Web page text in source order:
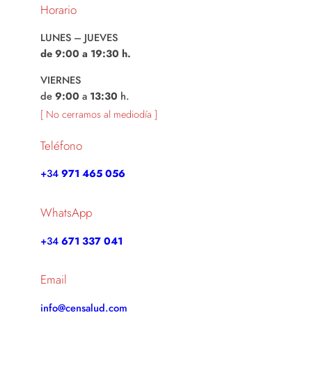
Horario
LUNES – JUEVES
de 9:00 a 19:30 h.
VIERNES
de9:00 a 13:30 h.
[ No cerramos al mediodía ]
Teléfono
+34971 465 056
WhatsApp
+34671 337 041
Email
info@censalud.com